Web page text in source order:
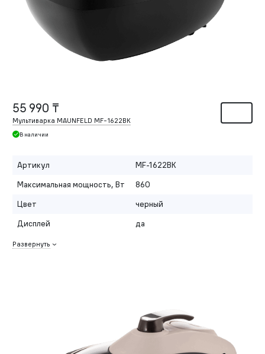
55 990 ₸
Мультиварка MAUNFELD MF-1622BK
В наличии
Артикул
MF-1622BK
Максимальная мощность, Вт
860
Цвет
черный
Дисплей
да
Развернуть